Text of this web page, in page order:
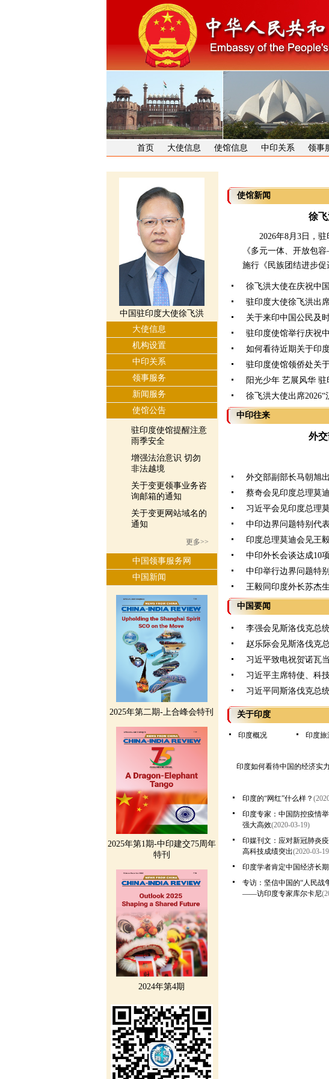
首页 大使信息 使馆信息 中印关系 领事
中国驻印度大使徐飞洪
大使信息
机构设置
中印关系
领事服务
新闻服务
使馆公告
驻印度使馆提醒注意
雨季安全
增强法治意识 切勿
非法越境
关于变更领事业务咨
询邮箱的通知
关于变更网站域名的
通知
更多>>
中国领事服务网
中国新闻
2025年第二期-上合峰会特刊
2025年第1期-中印建交75周年
特刊
2024年第4期
使馆新闻
徐
2026年8月3日，驻
《多元一体、开放包
施行《民族团结进步
徐飞洪大使在庆祝中
驻印度大使徐飞洪出
关于来印中国公民及
驻印度使馆举行庆祝
如何看待近期关于印
驻印度使馆领侨处关
阳光少年 艺展风华
徐飞洪大使出席
中印往来
外
外交部副部长马朝旭
蔡奇会见印度总理莫迪
习近平会见印度总理莫
中印边界问题特别代
印度总理莫迪会见王毅
中印外长会谈达成10
中印举行边界问题特
王毅同印度外长苏杰生
中国要闻
李强会见斯洛伐克总
赵乐际会见斯洛伐克
习近平致电祝贺诺瓦
习近平主席特使、科
习近平同斯洛伐克总
关于印度
印度概况 印度旅
印度如何看待中国的经济实
印度的“网红”什么样？
印度专家：中国防控疫情
强大高效(2020-03-19)
印媒刊文：应对新冠肺炎
高科技成绩突出(2020-03-
印度学者肯定中国经济长
专访：坚信中国的“人民战
——访印度专家库尔卡尼